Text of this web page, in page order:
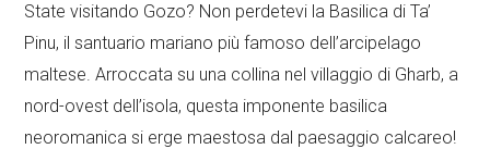
State visitando Gozo? Non perdetevi la Basilica di Ta’
Pinu, il santuario mariano più famoso dell’arcipelago
maltese. Arroccata su una collina nel villaggio di Gharb, a
nord-ovest dell’isola, questa imponente basilica
neoromanica si erge maestosa dal paesaggio calcareo!